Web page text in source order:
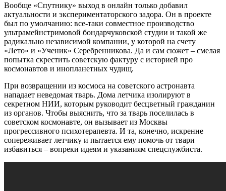
Вообще «Спутнику» выход в онлайн только добавил
актуальности и экспериментаторского задора. Он в проекте
был по умолчанию: все-таки совместное производство
ультрамейнстримовой бондарчуковской студии и такой же
радикально независимой компании, у которой на счету
«Лето» и «Ученик» Серебренникова. Да и сам сюжет – смелая
попытка скрестить советскую фактуру с историей про
космонавтов и инопланетных чудищ.
При возвращении из космоса на советского астронавта
нападает неведомая тварь. Дома летчика изолируют в
секретном НИИ, которым руководит бесцветный гражданин
из органов. Чтобы выяснить, что за тварь поселилась в
советском космонавте, он вызывает из Москвы
прогрессивного психотерапевта. И та, конечно, искренне
сопереживает летчику и пытается ему помочь от твари
избавиться – вопреки идеям и указаниям спецслужбиста.